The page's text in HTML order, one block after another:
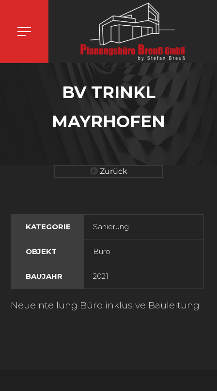
BV TRINKL
MAYRHOFEN
Zurück
KATEGORIE Sanierung
OBJEKT Büro
BAUJAHR 2021
Neueinteilung Büro inklusive Bauleitung